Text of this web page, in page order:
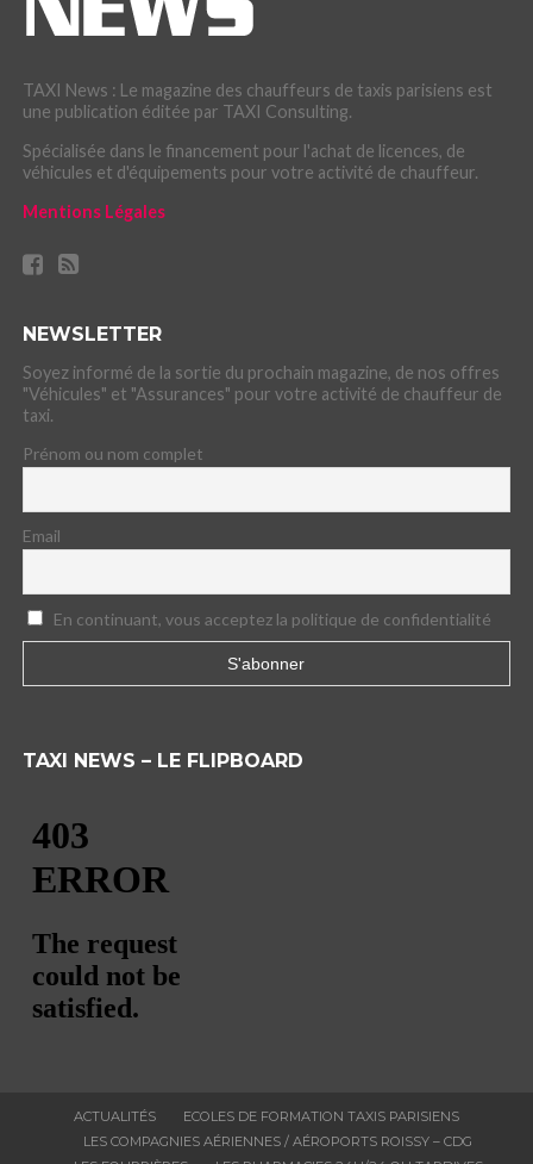
TAXI News : Le magazine des chauffeurs de taxis parisiens est
une publication éditée par TAXI Consulting.
Spécialisée dans le financement pour l'achat de licences, de
véhicules et d'équipements pour votre activité de chauffeur.
Mentions Légales
NEWSLETTER
Soyez informé de la sortie du prochain magazine, de nos offres
"Véhicules" et "Assurances" pour votre activité de chauffeur de
taxi.
Prénom ou nom complet
Email
En continuant, vous acceptez la politique de confidentialité
TAXI NEWS – LE FLIPBOARD
ACTUALITÉS
ECOLES DE FORMATION TAXIS PARISIENS
LES COMPAGNIES AÉRIENNES / AÉROPORTS ROISSY – CDG